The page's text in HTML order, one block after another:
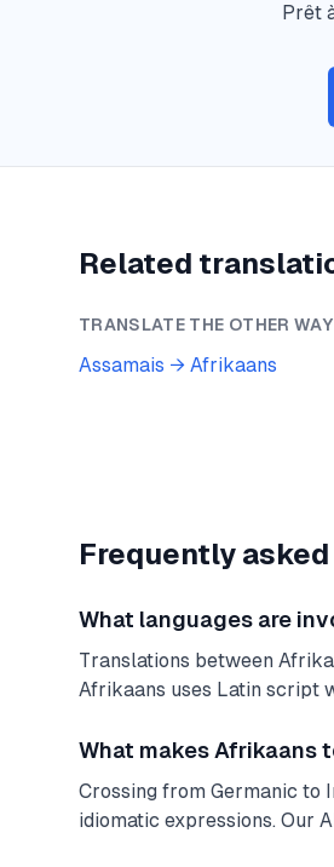
Prêt
Related
TRANSLATE THE OTHER WAY
Assamais → Afrikaans
Frequently
What languages are
Translations between
Afrikaans uses Latin script
What makes Afrikaans
Crossing from Germanic to
idiomatic expressions. Our